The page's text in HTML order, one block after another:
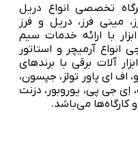
تخصصی انواع دریل
مینی فرز، دریل و فرز
با ارائه خدمات سیم
آرمیچر و استاتور
آلات برقی با برندهای
اف ای پاور تولز، جپسون،
جی پی، یوروبور، دزنت
می‌باشد.